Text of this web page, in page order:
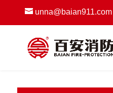
unna@baian911.com